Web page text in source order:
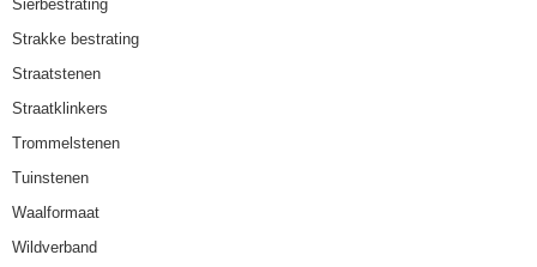
Sierbestrating
Strakke bestrating
Straatstenen
Straatklinkers
Trommelstenen
Tuinstenen
Waalformaat
Wildverband